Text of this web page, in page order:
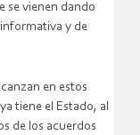
se vienen dando
informativa y de
en estos
tiene el Estado, al
de los acuerdos